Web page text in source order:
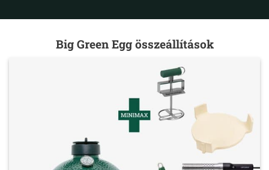
Big Green Egg összeállítások